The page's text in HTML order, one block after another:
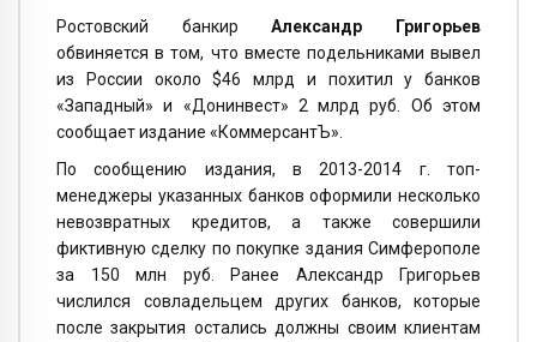
Ростовский банкирАлександр Григорьев
обвиняется в том, что вместе подельниками вывел
из России около $46 млрд и похитил у банков
«Западный» и «Донинвест» 2 млрд руб. Об этом
сообщает издание «КоммерсантЪ».
По сообщению издания, в 2013-2014 г. топ-
менеджеры указанных банков оформили несколько
невозвратных кредитов, а также совершили
фиктивную сделку по покупке здания Симферополе
за 150 млн руб. Ранее Александр Григорьев
числился совладельцем других банков, которые
после закрытия остались должны своим клиентам